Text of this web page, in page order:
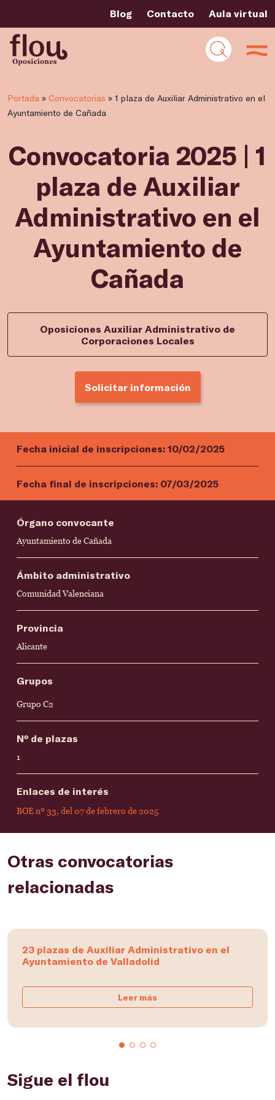
Blog Contacto Aula virtual
Portada » Convocatorias » 1 plaza de Auxiliar Administrativo en el
Ayuntamiento de Cañada
Convocatoria 2025 | 1
plaza de Auxiliar
Administrativo en el
Ayuntamiento de
Cañada
Oposiciones Auxiliar Administrativo de
Corporaciones Locales
Solicitar información
Fecha inicial de inscripciones: 10/02/2025
Fecha final de inscripciones: 07/03/2025
Órgano convocante
Ayuntamiento de Cañada
Ámbito administrativo
Comunidad Valenciana
Provincia
Alicante
Grupos
Grupo C2
Nº de plazas
1
Enlaces de interés
BOE nº 33, del 07 de febrero de 2025
Otras convocatorias
relacionadas
23 plazas de Auxiliar Administrativo en el
Ayuntamiento de Valladolid
Leer más
Sigue el flou